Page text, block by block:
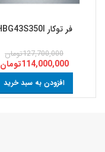
فر توکار HBG43S350I
127,700,000تومان
114,000,000تومان
افزودن به سبد خرید